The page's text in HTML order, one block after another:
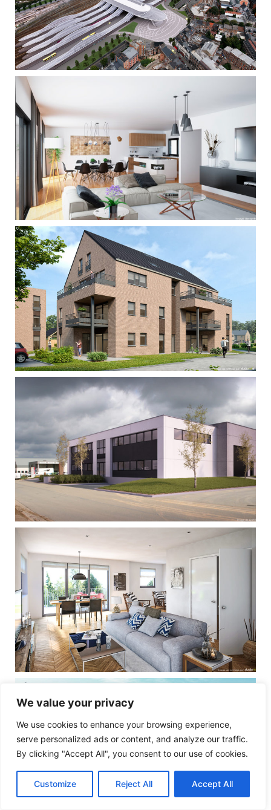
We value your privacy
We use cookies to enhance your browsing experience,
serve personalized ads or content, and analyze our traffic.
By clicking "Accept All", you consent to our use of cookies.
Customize Reject All Accept All